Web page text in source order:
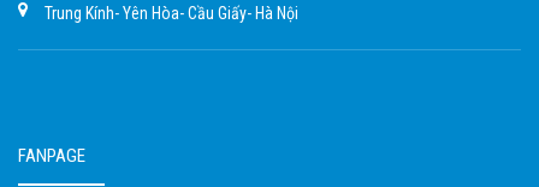
Trung Kính- Yên Hòa- Cầu Giấy- Hà Nội
FANPAGE